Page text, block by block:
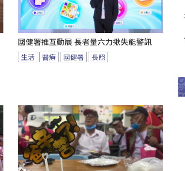
國健署推互動展 長者量六力揪失能警訊
生活 醫療 國健署 長照